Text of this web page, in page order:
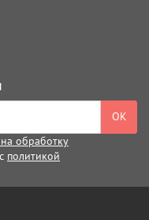
ОК
на обработку
политикой